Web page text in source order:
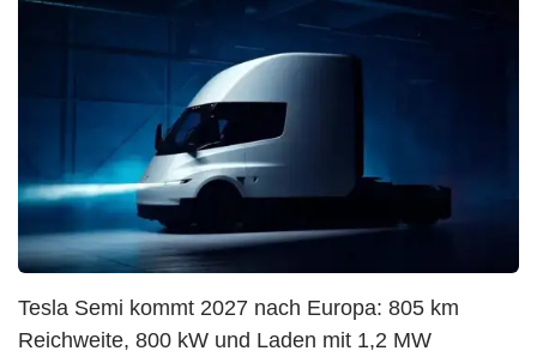
Tesla Semi kommt 2027 nach Europa: 805 km
Reichweite, 800 kW und Laden mit 1,2 MW